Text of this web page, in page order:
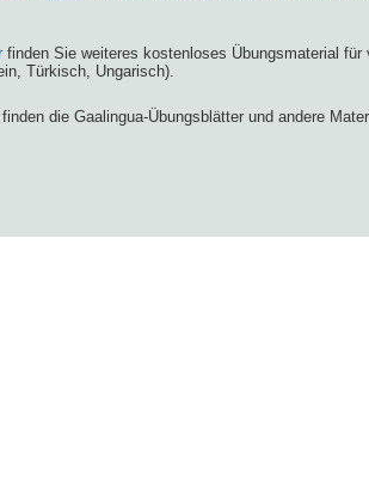
finden Sie weiteres kostenloses Übungsmaterial
Türkisch, Ungarisch).
die Gaalingua-Übungsblätter und andere